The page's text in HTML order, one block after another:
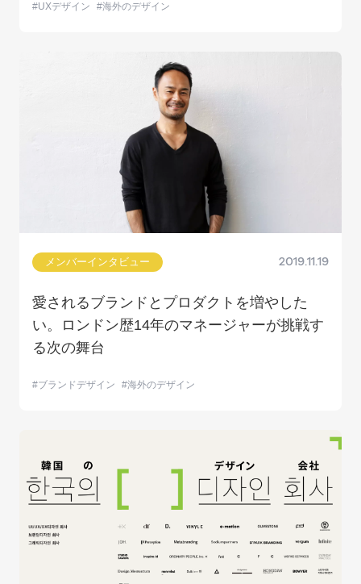
UXデザイン 海外のデザイン
メンバーインタビュー 2019.11.19
愛されるブランドとプロダクトを増やした
い。ロンドン歴14年のマネージャーが挑戦す
る次の舞台
ブランドデザイン 海外のデザイン